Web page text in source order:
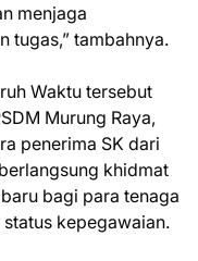
menjaga
tugas,” tambahnya.
Waktu tersebut
Murung Raya,
penerima SK dari
khidmat
bagi para tenaga
kepegawaian.